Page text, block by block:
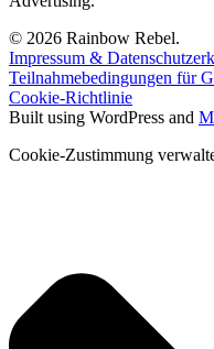
© 2026 Rainbow Rebel.
Impressum &
Teilnahmebedingungen für
Cookie-Richtlinie
Built using WordPress and
Cookie-Zustimmung